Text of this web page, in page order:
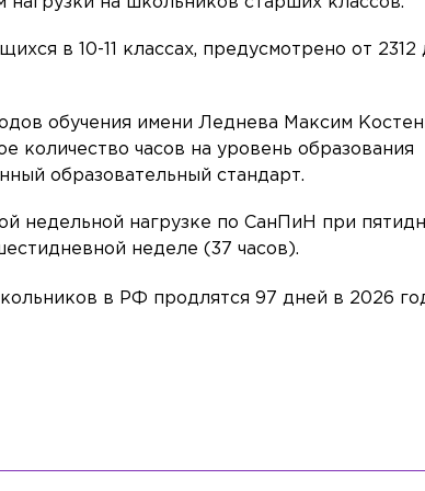
в 10-11 классах, предусмотрено от 2312
обучения имени Леднева Максим
количество часов на уровень образования
образовательный стандарт.
недельной нагрузке по СанПиН при
неделе (37 часов).
в РФ продлятся 97 дней в 2026